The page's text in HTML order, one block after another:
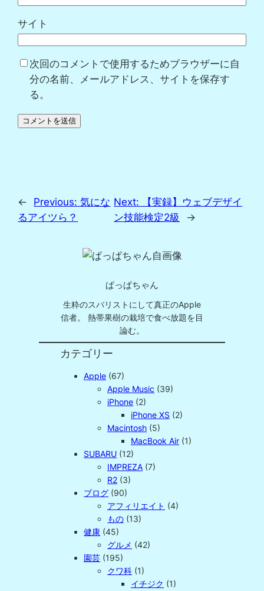
サイト
次回のコメントで使用するためブラウザーに自
分の名前、メールアドレス、サイトを保存す
る。
← Previous:気にな
るアイツら？
Next:
【実録】ウェブデザイ
ン技能検定2級
→
ぱっぱちゃん
生粋のスバリストにして真正のApple
信者。 熱帯果樹の栽培で食べ放題を目
論む。
カテゴリー
Apple (67)
Apple Music (39)
iPhone (2)
iPhone XS (2)
Macintosh (5)
MacBook Air (1)
SUBARU (12)
IMPREZA (7)
R2 (3)
ブログ (90)
アフィリエイト (4)
もの (13)
健康 (45)
グルメ (42)
園芸 (195)
クワ科 (1)
イチジク (1)